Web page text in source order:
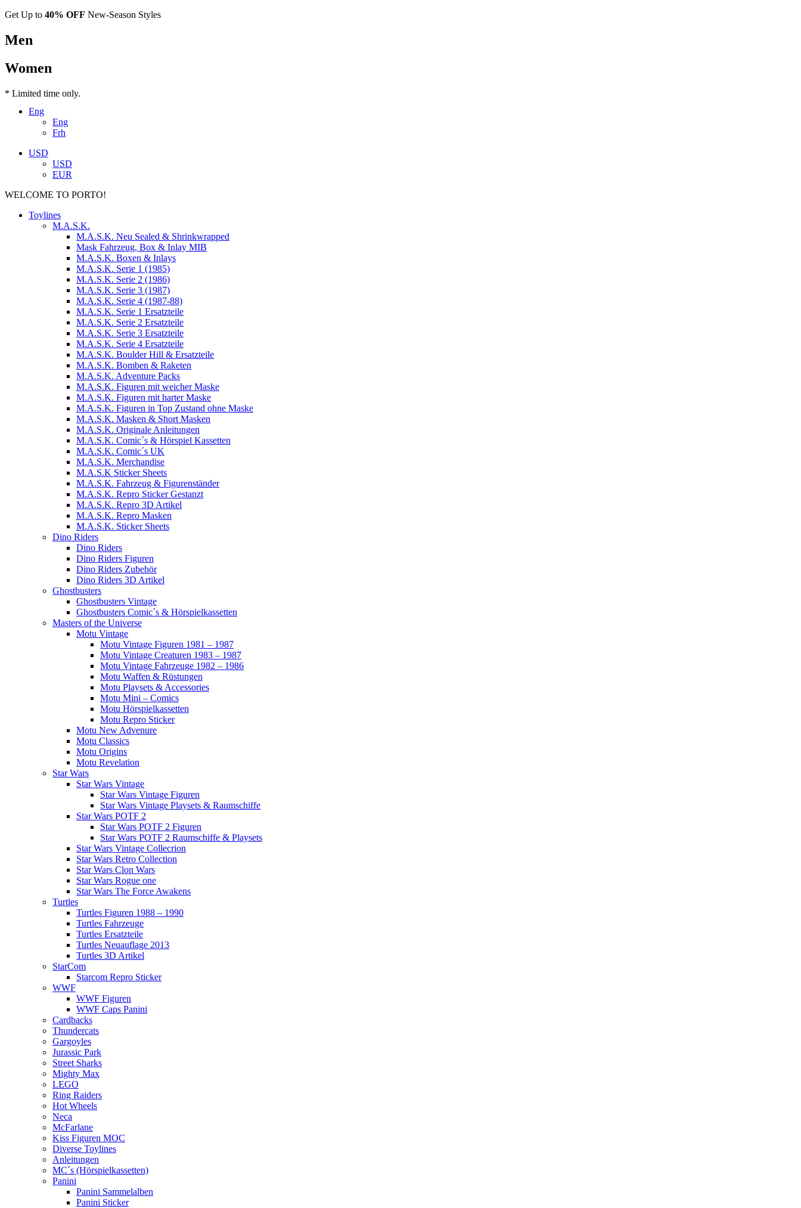
Get Up to 40% OFF New-Season Styles
Men
Women
* Limited time only.
Eng
Eng
Frh
USD
USD
EUR
WELCOME TO PORTO!
Toylines
M.A.S.K.
M.A.S.K. Neu Sealed & Shrinkwrapped
Mask Fahrzeug, Box & Inlay MIB
M.A.S.K. Boxen & Inlays
M.A.S.K. Serie 1 (1985)
M.A.S.K. Serie 2 (1986)
M.A.S.K. Serie 3 (1987)
M.A.S.K. Serie 4 (1987-88)
M.A.S.K. Serie 1 Ersatzteile
M.A.S.K. Serie 2 Ersatzteile
M.A.S.K. Serie 3 Ersatzteile
M.A.S.K. Serie 4 Ersatzteile
M.A.S.K. Boulder Hill & Ersatzteile
M.A.S.K. Bomben & Raketen
M.A.S.K. Adventure Packs
M.A.S.K. Figuren mit weicher Maske
M.A.S.K. Figuren mit harter Maske
M.A.S.K. Figuren in Top Zustand ohne Maske
M.A.S.K. Masken & Short Masken
M.A.S.K. Originale Anleitungen
M.A.S.K. Comic´s & Hörspiel Kassetten
M.A.S.K. Comic´s UK
M.A.S.K. Merchandise
M.A.S.K Sticker Sheets
M.A.S.K. Fahrzeug & Figurenständer
M.A.S.K. Repro Sticker Gestanzt
M.A.S.K. Repro 3D Artikel
M.A.S.K. Repro Masken
M.A.S.K. Sticker Sheets
Dino Riders
Dino Riders
Dino Riders Figuren
Dino Riders Zubehör
Dino Riders 3D Artikel
Ghostbusters
Ghostbusters Vintage
Ghostbusters Comic´s & Hörspielkassetten
Masters of the Universe
Motu Vintage
Motu Vintage Figuren 1981 – 1987
Motu Vintage Creaturen 1983 – 1987
Motu Vintage Fahrzeuge 1982 – 1986
Motu Waffen & Rüstungen
Motu Playsets & Accessories
Motu Mini – Comics
Motu Hörspielkassetten
Motu Repro Sticker
Motu New Advenure
Motu Classics
Motu Origins
Motu Revelation
Star Wars
Star Wars Vintage
Star Wars Vintage Figuren
Star Wars Vintage Playsets & Raumschiffe
Star Wars POTF 2
Star Wars POTF 2 Figuren
Star Wars POTF 2 Raumschiffe & Playsets
Star Wars Vintage Collecrion
Star Wars Retro Collection
Star Wars Clon Wars
Star Wars Rogue one
Star Wars The Force Awakens
Turtles
Turtles Figuren 1988 – 1990
Turtles Fahrzeuge
Turtles Ersatzteile
Turtles Neuauflage 2013
Turtles 3D Artikel
StarCom
Starcom Repro Sticker
WWF
WWF Figuren
WWF Caps Panini
Cardbacks
Thundercats
Gargoyles
Jurassic Park
Street Sharks
Mighty Max
LEGO
Ring Raiders
Hot Wheels
Neca
McFarlane
Kiss Figuren MOC
Diverse Toylines
Anleitungen
MC´s (Hörspielkassetten)
Panini
Panini Sammelalben
Panini Sticker